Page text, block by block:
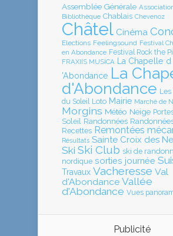
Assemblée Générale
Bibliothèque Chablais Chevenoz
Châtel Cinéma
Elections Feelingsound Festival
en Abondance Festival Rock the
FRAXIIS MUSICA
La Chapelle d
'Abondance La
d'Abondance Les
du Soleil Loto Mairie Marché de
Morgins Météo Neige
Soleil Randonnées
Recettes Remontées
Résultats Sainte Croix des
Ski Ski Club ski de
nordique sorties journée
Travaux Vacheresse Val
d'Abondance Vallée
d'Abondance Vues
Publicité